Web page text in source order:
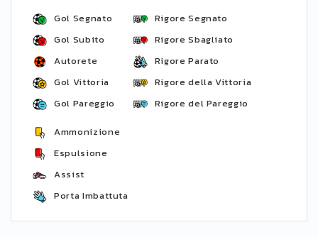
Gol Segnato
Gol Subito
Autorete
Gol Vittoria
Gol Pareggio
Rigore Segnato
Rigore Sbagliato
Rigore Parato
Rigore della Vittoria
Rigore del Pareggio
Ammonizione
Espulsione
Assist
Porta Imbattuta